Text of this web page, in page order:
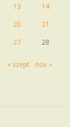
13
14
20
21
27
28
« szept nov »